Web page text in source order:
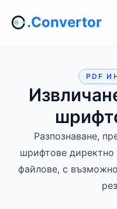
.Convertor
PDF
Разпознаване,
шрифтове директно
файлове, с